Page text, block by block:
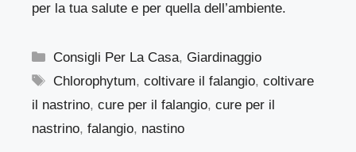
per la tua salute e per quella dell’ambiente.
Categorie
Consigli Per La Casa,Giardinaggio
Tag
Chlorophytum,coltivare il falangio,coltivare
il nastrino, cure per il falangio, cure per il
nastrino, falangio, nastino